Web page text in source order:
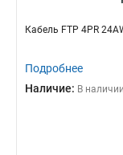
Кабель FTP 4PR
Подробнее
Наличие: В наличии